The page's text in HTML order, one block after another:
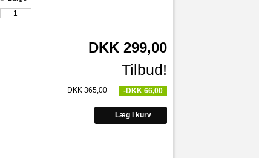
DKK 299,00
Tilbud!
-DKK 66,00
DKK 365,00